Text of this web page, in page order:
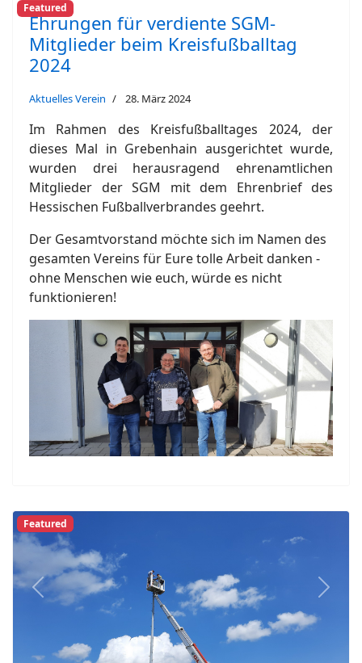
Featured
Ehrungen für verdiente SGM-
Mitglieder beim Kreisfußballtag
2024
Aktuelles Verein 28. März 2024
Im Rahmen des Kreisfußballtages 2024, der
dieses Mal in Grebenhain ausgerichtet wurde,
wurden drei herausragend ehrenamtlichen
Mitglieder der SGM mit dem Ehrenbrief des
Hessischen Fußballverbrandes geehrt.
Der Gesamtvorstand möchte sich im Namen des
gesamten Vereins für Eure tolle Arbeit danken -
ohne Menschen wie euch, würde es nicht
funktionieren!
Previous Next
Featured